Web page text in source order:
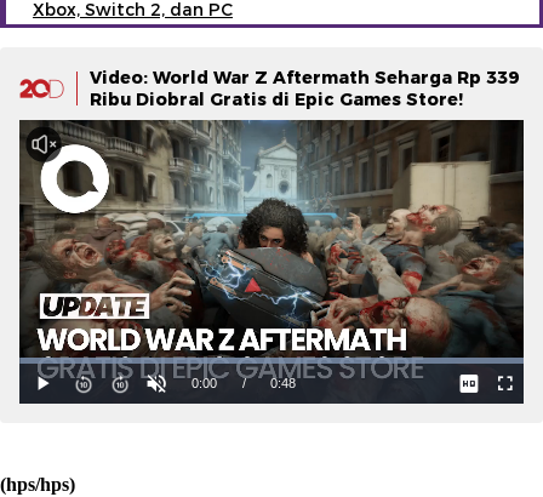
Xbox, Switch 2, dan PC
Video: World War Z Aftermath Seharga Rp 339
Ribu Diobral Gratis di Epic Games Store!
(hps/hps)